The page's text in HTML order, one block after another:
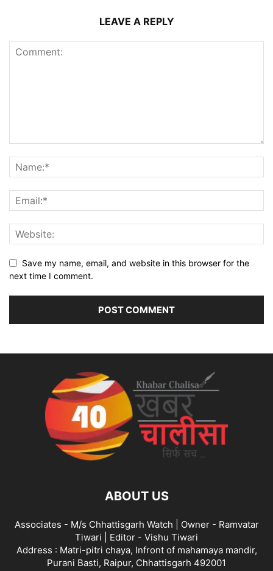
LEAVE A REPLY
Save my name, email, and website in this browser for the
next time I comment.
ABOUT US
Associates - M/s Chhattisgarh Watch | Owner - Ramvatar
Tiwari | Editor - Vishu Tiwari
Address : Matri-pitri chaya, Infront of mahamaya mandir,
Purani Basti, Raipur, Chhattisgarh 492001